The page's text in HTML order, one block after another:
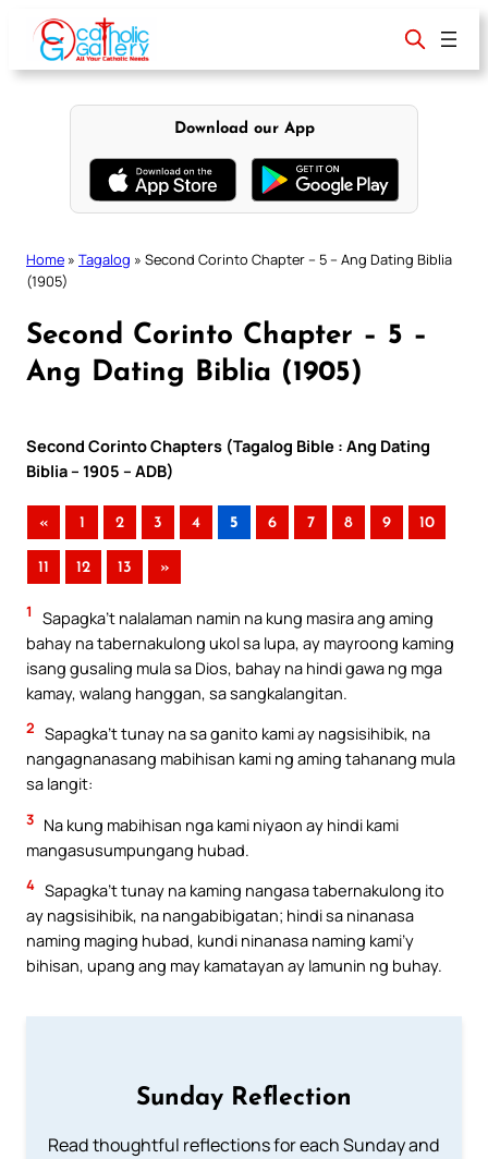
content
Download our App
Home » Tagalog » Second Corinto Chapter – 5 – Ang Dating Biblia
(1905)
Second Corinto Chapter – 5 –
Ang Dating Biblia (1905)
Second Corinto Chapters (Tagalog Bible : Ang Dating
Biblia – 1905 – ADB)
« 1 2 3 4 5 6 7 8 9 10
11 12 13 »
1
Sapagka’t nalalaman namin na kung masira ang aming
bahay na tabernakulong ukol sa lupa, ay mayroong kaming
isang gusaling mula sa Dios, bahay na hindi gawa ng mga
kamay, walang hanggan, sa sangkalangitan.
2 Sapagka’t tunay na sa ganito kami ay nagsisihibik, na
nangagnanasang mabihisan kami ng aming tahanang mula
sa langit:
3 Na kung mabihisan nga kami niyaon ay hindi kami
mangasusumpungang hubad.
4 Sapagka’t tunay na kaming nangasa tabernakulong ito
ay nagsisihibik, na nangabibigatan; hindi sa ninanasa
naming maging hubad, kundi ninanasa naming kami’y
bihisan, upang ang may kamatayan ay lamunin ng buhay.
Sunday Reflection
Read thoughtful reflections for each Sunday and